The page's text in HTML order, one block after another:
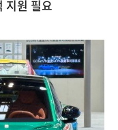
지원 필요